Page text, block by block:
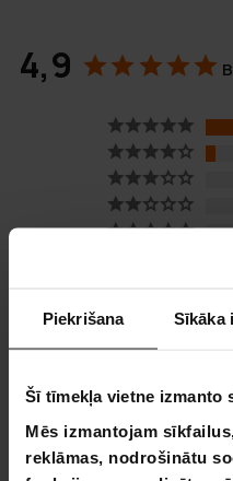
Piekrišana Sīkāka
Šī tīmekļa vietne izmanto
Mēs izmantojam
reklāmas, nodrošinātu
4,9
Atsauksme